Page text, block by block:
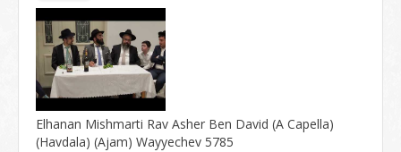
Elhanan Mishmarti Rav Asher Ben David (A Capella)
(Havdala) (Ajam) Wayyechev 5785